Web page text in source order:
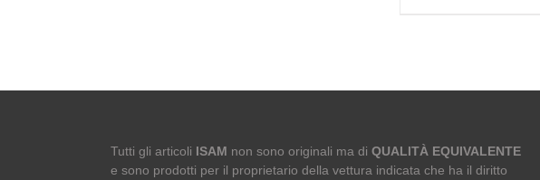
Tutti gli articoli ISAM non sono originali ma di QUALITÀ EQUIVALENTE
e sono prodotti per il proprietario della vettura indicata che ha il diritto